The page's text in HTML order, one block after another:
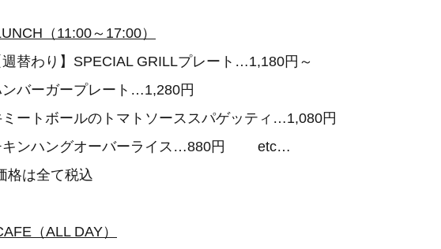
（11:00～17:00）
替わり】SPECIAL GRILLプレート…1,180円～
バーガープレート…1,280円
ートボールのトマトソーススパゲッティ…1,080円
キンハングオーバーライス…880円 etc…
格は全て税込
（ALL DAY）